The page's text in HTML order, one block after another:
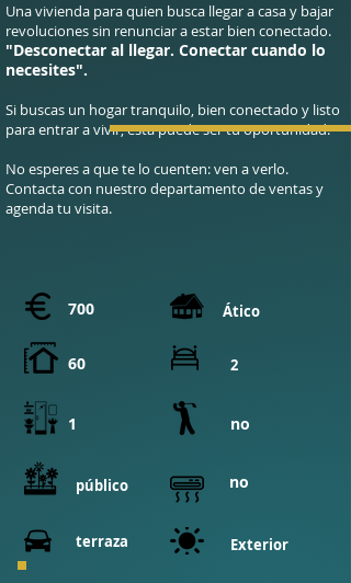
Una vivienda para quien busca llegar a casa y bajar
revoluciones sin renunciar a estar bien conectado.
"Desconectar al llegar. Conectar cuando lo
necesites".
Si buscas un hogar tranquilo, bien conectado y listo
para entrar a vivir, esta puede ser tu oportunidad.
No esperes a que te lo cuenten: ven a verlo.
Contacta con nuestro departamento de ventas y
agenda tu visita.
2
700 Ático
60
1 no
​público no
terraza Exterior